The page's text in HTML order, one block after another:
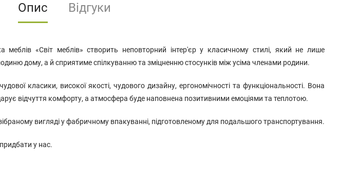
Опис Відгуки
меблів «Світ меблів» створить неповторний інтер'єр у класичному стилі, який не лише
дому, а й сприятиме спілкуванню та зміцненню стосунків між усіма членами родини.
класики, високої якості, чудового дизайну, ергономічності та функціональності. Вона
відчуття комфорту, а атмосфера буде наповнена позитивними емоціями та теплотою.
вигляді у фабричному впакуванні, підготовленому для подальшого транспортування.
у нас.